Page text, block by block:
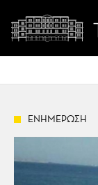
ΕΝΗΜΕΡΩΣΗ